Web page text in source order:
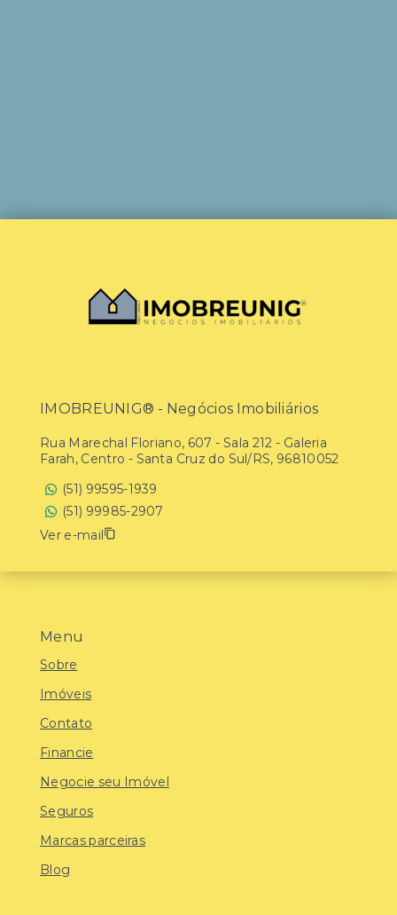
Menu
Sobre
Imóveis
Contato
Financie
Negocie seu Imóvel
Seguros
Marcas parceiras
Blog
IMOBREUNIG® - Negócios Imobiliários
Rua Marechal Floriano, 607 - Sala 212 - Galeria
Farah, Centro - Santa Cruz do Sul/RS, 96810052
(51) 99595-1939
(51) 99985-2907
Ver e-mail